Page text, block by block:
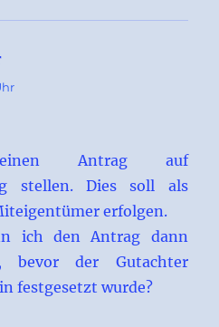
Antrag auf
stellen. Dies soll als
erfolgen.
ich den Antrag dann
bevor der Gutachter
festgesetzt wurde?